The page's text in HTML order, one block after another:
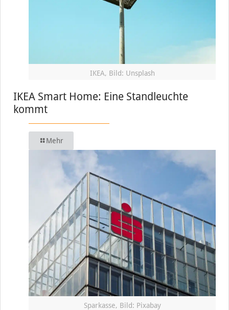
IKEA, Bild: Unsplash
IKEA Smart Home: Eine Standleuchte
kommt
Mehr
Sparkasse, Bild: Pixabay